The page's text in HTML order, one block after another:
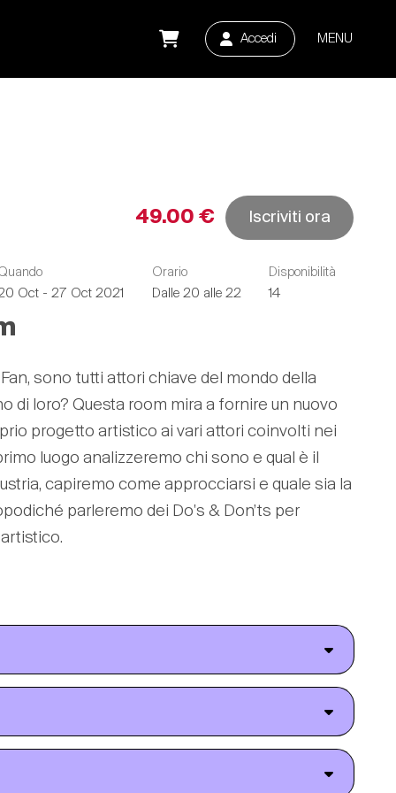
Accedi MENU
49.00 € Iscriviti ora
Oct - 27 Oct 2021
Orario
Dalle 20 alle 22
Disponibilità
14
sono tutti attori chiave del mondo della
di loro? Questa room mira a fornire un nuovo
progetto artistico ai vari attori coinvolti nei
luogo analizzeremo chi sono e qual è il
capiremo come approcciarsi e quale sia la
parleremo dei Do's & Don’ts per